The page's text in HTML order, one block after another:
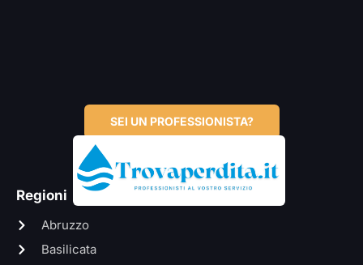
SEI UN PROFESSIONISTA?
Regioni
Abruzzo
Basilicata